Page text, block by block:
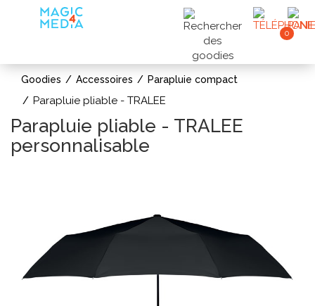
0
Goodies Accessoires Parapluie compact
Parapluie pliable - TRALEE
Parapluie pliable - TRALEE
personnalisable